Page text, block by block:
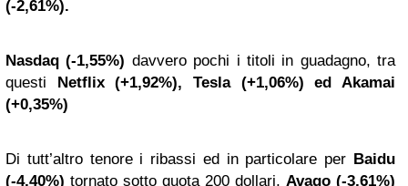
(-2,61%).
Nasdaq (-1,55%) davvero pochi i titoli in guadagno, tra
questi Netflix (+1,92%), Tesla (+1,06%) ed Akamai
(+0,35%)
Di tutt’altro tenore i ribassi ed in particolare per Baidu
(-4,40%) tornato sotto quota 200 dollari, Avago (-3,61%)